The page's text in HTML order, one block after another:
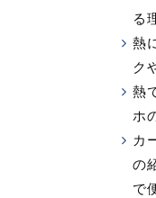
る
熱
ク
熱
ホ
カ
の
で